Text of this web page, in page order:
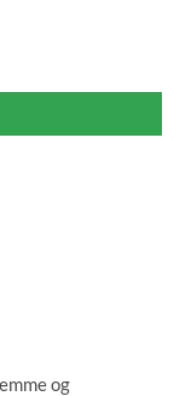
og